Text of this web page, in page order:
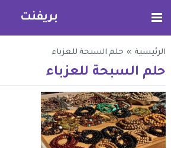
بريفنت
الرئيسية » حلم السبحة للعزباء
حلم السبحة للعزباء